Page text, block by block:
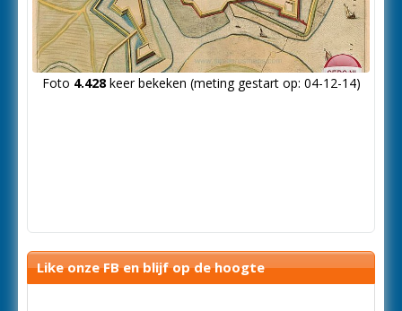
Foto 4.428keer bekeken (meting gestart op: 04-12-14)
Like onze FB en blijf op de hoogte